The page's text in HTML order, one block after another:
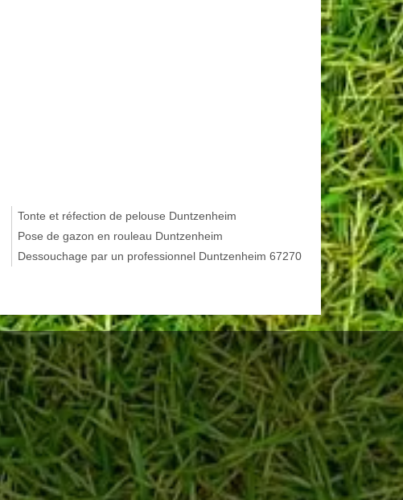
Tonte et réfection de pelouse Duntzenheim
Pose de gazon en rouleau Duntzenheim
Dessouchage par un professionnel Duntzenheim 67270